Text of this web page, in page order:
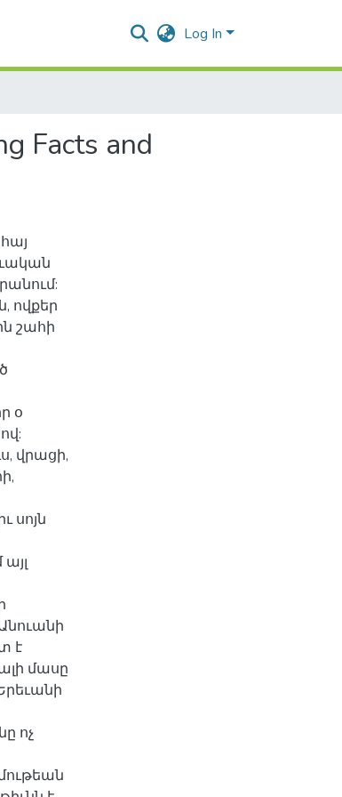
Log In
Facts and
ովքեր
շահի
օ
վրացի,
սոյն
է
մասը
ոչ